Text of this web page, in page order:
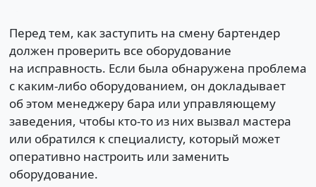
Перед тем, как заступить на смену бартендер
должен проверить все оборудование
на исправность. Если была обнаружена проблема
с каким-либо оборудованием, он докладывает
об этом менеджеру бара или управляющему
заведения, чтобы кто-то из них вызвал мастера
или обратился к специалисту, который может
оперативно настроить или заменить
оборудование.